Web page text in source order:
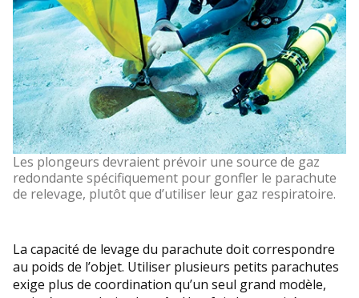
Les plongeurs devraient prévoir une source de gaz
redondante spécifiquement pour gonfler le parachute
de relevage, plutôt que d’utiliser leur gaz respiratoire.
La capacité de levage du parachute doit correspondre
au poids de l’objet. Utiliser plusieurs petits parachutes
exige plus de coordination qu’un seul grand modèle,